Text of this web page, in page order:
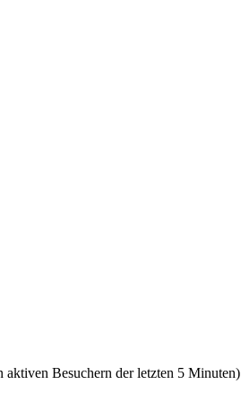
aktiven Besuchern der letzten 5 Minuten)